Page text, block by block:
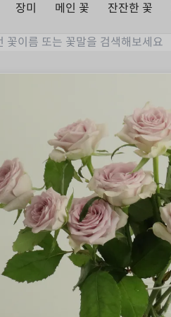
장미 메인 꽃 잔잔한 꽃